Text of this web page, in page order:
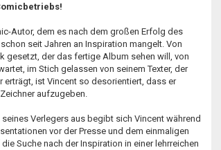
Autor, dem es nach dem großen Erfolg des
seit Jahren an Inspiration mangelt. Von
gesetzt, der das fertige Album sehen will, von
im Stich gelassen von seinem Texter, der
erträgt, ist Vincent so desorientiert, dass er
aufzugeben.
Verlegers aus begibt sich Vincent während
vor der Presse und dem einmaligen
Suche nach der Inspiration in einer lehrreichen